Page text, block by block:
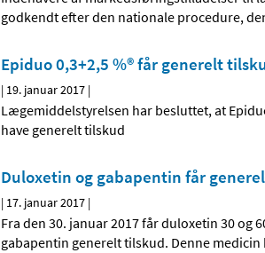
godkendt efter den nationale procedure,
Epiduo 0,3+2,5 %® får generelt
| 19. januar 2017 |
Lægemiddelstyrelsen har besluttet, at
have generelt tilskud
Duloxetin og gabapentin får
| 17. januar 2017 |
Fra den 30. januar 2017 får duloxetin 30 og
gabapentin generelt tilskud. Denne medicin